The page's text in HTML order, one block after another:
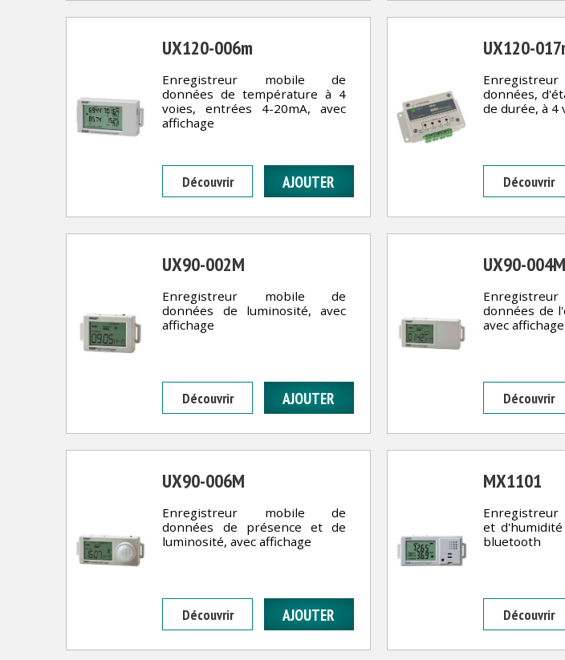
UX120-006m
Enregistreur mobile de
données de température à 4
voies, entrées 4-20mA, avec
affichage
Découvrir
UX120-
données,
de durée, à 4
Découvrir
UX90-002M
Enregistreur mobile de
données de luminosité, avec
affichage
Découvrir
UX90-004M
données de
avec affichage
Découvrir
UX90-006M
Enregistreur mobile de
données de présence et de
luminosité, avec affichage
Découvrir
MX1101
et d'humidité
bluetooth
Découvrir